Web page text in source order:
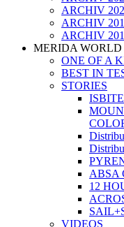
ARCHIV
ARCHIV
ARCHIV
MERIDA WORLD
ONE OF A
BEST IN
STORIES
ABSA
12
VIDEOS